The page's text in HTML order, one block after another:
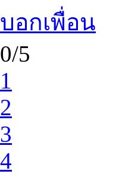
บอกเพื่อน
0/5
1
2
3
4